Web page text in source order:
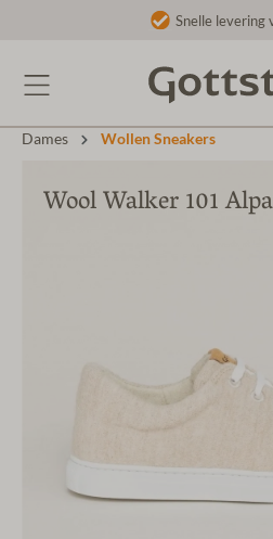
Snelle levering
Dames Wollen Sneakers
Wool Walker 101